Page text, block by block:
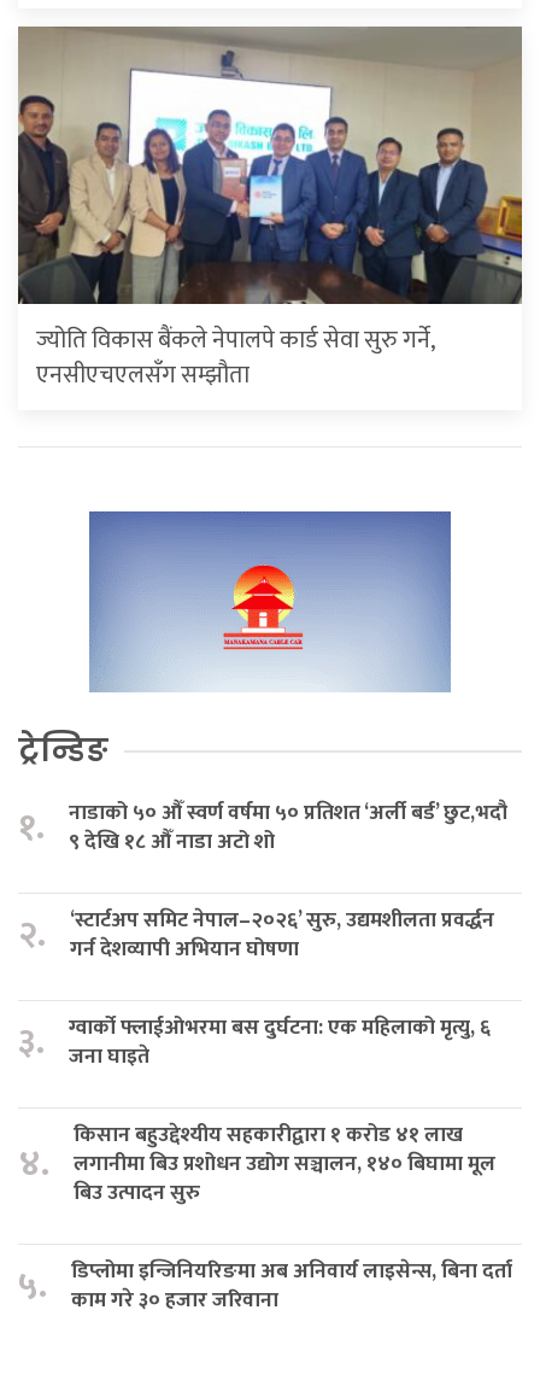
ज्योति विकास बैंकले नेपालपे कार्ड सेवा सुरु गर्ने,
एनसीएचएलसँग सम्झौता
ट्रेन्डिङ
१.
नाडाको ५० औँ स्वर्ण वर्षमा ५० प्रतिशत ‘अर्ली बर्ड’ छुट,भदौ
९ देखि १८ औँ नाडा अटो शो
२.
‘स्टार्टअप समिट नेपाल–२०२६’ सुरु, उद्यमशीलता प्रवर्द्धन
गर्न देशव्यापी अभियान घोषणा
३.
ग्वार्को फ्लाईओभरमा बस दुर्घटना: एक महिलाको मृत्यु, ६
जना घाइते
४.
किसान बहुउद्देश्यीय सहकारीद्वारा १ करोड ४१ लाख
लगानीमा बिउ प्रशोधन उद्योग सञ्चालन, १४० बिघामा मूल
बिउ उत्पादन सुरु
५.
डिप्लोमा इन्जिनियरिङमा अब अनिवार्य लाइसेन्स, बिना दर्ता
काम गरे ३० हजार जरिवाना